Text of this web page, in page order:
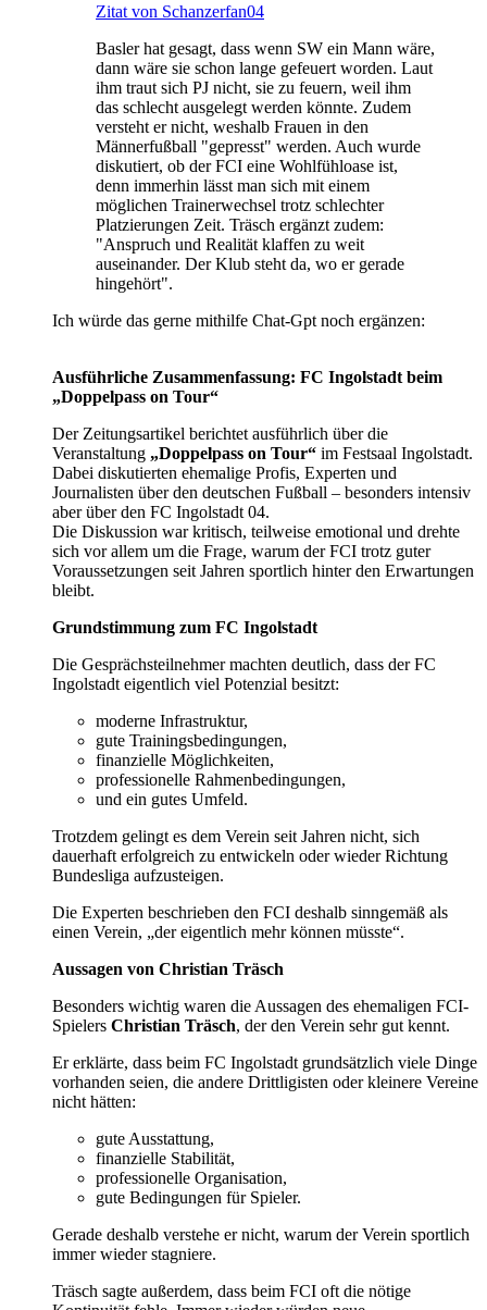
Zitat von Schanzerfan04
Basler hat gesagt, dass wenn SW ein Mann wäre,
dann wäre sie schon lange gefeuert worden. Laut
ihm traut sich PJ nicht, sie zu feuern, weil ihm
das schlecht ausgelegt werden könnte. Zudem
versteht er nicht, weshalb Frauen in den
Männerfußball "gepresst" werden. Auch wurde
diskutiert, ob der FCI eine Wohlfühloase ist,
denn immerhin lässt man sich mit einem
möglichen Trainerwechsel trotz schlechter
Platzierungen Zeit. Träsch ergänzt zudem:
"Anspruch und Realität klaffen zu weit
auseinander. Der Klub steht da, wo er gerade
hingehört".
Ich würde das gerne mithilfe Chat-Gpt noch ergänzen:
Ausführliche Zusammenfassung: FC Ingolstadt beim
„Doppelpass on Tour“
Der Zeitungsartikel berichtet ausführlich über die
Veranstaltung „Doppelpass on Tour“ im Festsaal Ingolstadt.
Dabei diskutierten ehemalige Profis, Experten und
Journalisten über den deutschen Fußball – besonders intensiv
aber über den FC Ingolstadt 04.
Die Diskussion war kritisch, teilweise emotional und drehte
sich vor allem um die Frage, warum der FCI trotz guter
Voraussetzungen seit Jahren sportlich hinter den Erwartungen
bleibt.
Grundstimmung zum FC Ingolstadt
Die Gesprächsteilnehmer machten deutlich, dass der FC
Ingolstadt eigentlich viel Potenzial besitzt:
moderne Infrastruktur,
gute Trainingsbedingungen,
finanzielle Möglichkeiten,
professionelle Rahmenbedingungen,
und ein gutes Umfeld.
Trotzdem gelingt es dem Verein seit Jahren nicht, sich
dauerhaft erfolgreich zu entwickeln oder wieder Richtung
Bundesliga aufzusteigen.
Die Experten beschrieben den FCI deshalb sinngemäß als
einen Verein, „der eigentlich mehr können müsste“.
Aussagen von Christian Träsch
Besonders wichtig waren die Aussagen des ehemaligen FCI-
Spielers Christian Träsch, der den Verein sehr gut kennt.
Er erklärte, dass beim FC Ingolstadt grundsätzlich viele Dinge
vorhanden seien, die andere Drittligisten oder kleinere Vereine
nicht hätten:
gute Ausstattung,
finanzielle Stabilität,
professionelle Organisation,
gute Bedingungen für Spieler.
Gerade deshalb verstehe er nicht, warum der Verein sportlich
immer wieder stagniere.
Träsch sagte außerdem, dass beim FCI oft die nötige